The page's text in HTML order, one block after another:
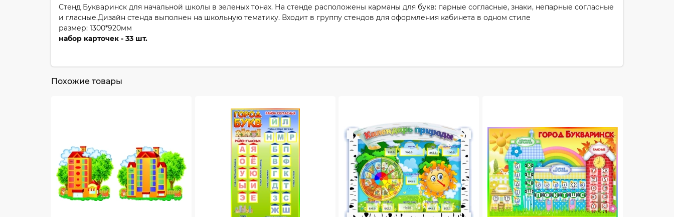
Стенд Букваринск для начальной школы в зеленых тонах. На стенде расположены карманы для букв: парные согласные, знаки, непарные согласные
и гласные.Дизайн стенда выполнен на школьную тематику. Входит в группу стендов для оформления кабинета в одном стиле
размер: 1300*920мм
набор карточек - 33 шт.
Похожие товары